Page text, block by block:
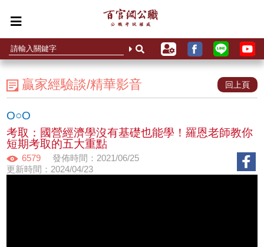
贏家經驗談/精華影音 回上頁
O○O
考取：國營經濟學沒有基礎也能學！羅恩老師教你
短期考取的五大重點
6579
發佈時間：2021/06/25
更新時間：2024/04/23